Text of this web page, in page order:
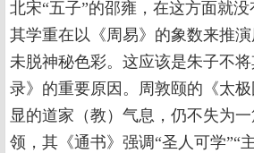
北宋“五子”的邵雍，在这方面就没
其学重在以《周易》的象数来推演
未脱神秘色彩。这应该是朱子不
录》的重要原因。周敦颐的《太
显的道家（教）气息，仍不失为
领，其《通书》强调“圣人可学”“